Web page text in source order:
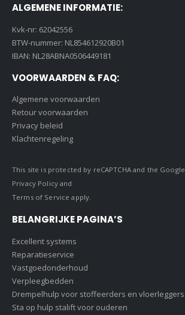
ALGEMENE INFORMATIE:
Kvk-nr: 62042556
BTW-nummer: NL854612920B01
IBAN: NL28ABNA0506449181
VOORWAARDEN & FAQ:
Algemene voorwaarden
Retour voorwaarden
Privacy beleid
Klachtenregeling
This site is protected by reCAPTCHA and the Google
Privacy Policyand
Terms of Service apply.
BELANGRIJKE PAGINA’S
Excellent systems
Reparatieservice
Vastgoedonderhoud
Verpleegbedden
Drempelhulp voor stoffeerders en vloerleggers
Sta op hulp stalift voor ouderen